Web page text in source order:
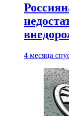
4 месяца